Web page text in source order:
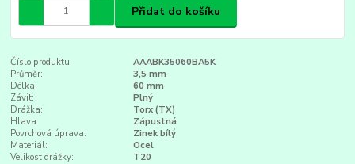
Přidat do košíku
Číslo produktu:
AAABK35060BA5K
Průměr:
3,5 mm
Délka:
60 mm
Závit:
Plný
Drážka:
Torx (TX)
Hlava:
Zápustná
Povrchová úprava:
Zinek bílý
Materiál:
Ocel
Velikost drážky:
T20